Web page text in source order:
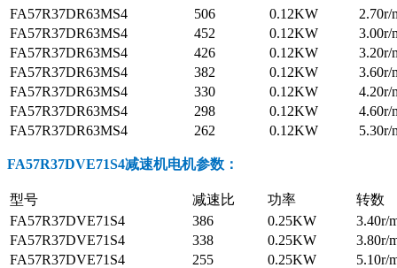
FA57R37DR63MS4
506 0.12KW
2.70r/
FA57R37DR63MS4
452 0.12KW
3.00r/
FA57R37DR63MS4
426 0.12KW
3.20r/
FA57R37DR63MS4
382 0.12KW
3.60r/
FA57R37DR63MS4
330 0.12KW
4.20r/
FA57R37DR63MS4
298 0.12KW
4.60r/
FA57R37DR63MS4
262 0.12KW 5.30r/
FA57R37DVE71S4减速机电机参数 ：
型号 减速比 功率
转数
FA57R37DVE71S4
386 0.25KW
3.40r/
FA57R37DVE71S4
338 0.25KW
3.80r/
FA57R37DVE71S4
255 0.25KW
5.10r/